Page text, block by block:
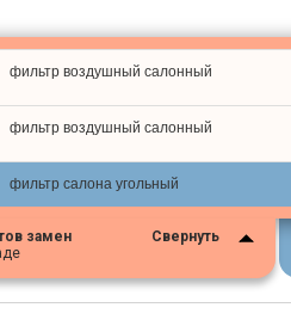
фильтр воздушный салонный
фильтр воздушный салонный
фильтр салона угольный
замен
Свернуть